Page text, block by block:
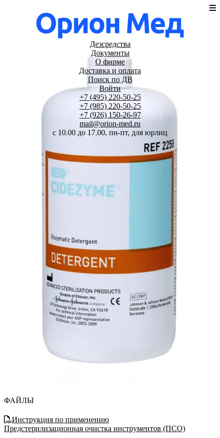
Дезсредства
Документы
О фирме
Доставка и оплата
Поиск по ДВ
Войти
+7 (495) 220-50-25
+7 (985) 220-50-25
+7 (926) 150-26-97
mail@orion-med.ru
c 10.00 до 17.00, пн-пт, для юрлиц
ФАЙЛЫ
Инструкция по применению
Предстерилизационная очистка инструментов (ПСО)